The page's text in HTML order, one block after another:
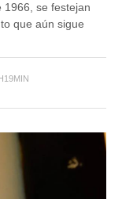
1966, se festejan
que aún sigue